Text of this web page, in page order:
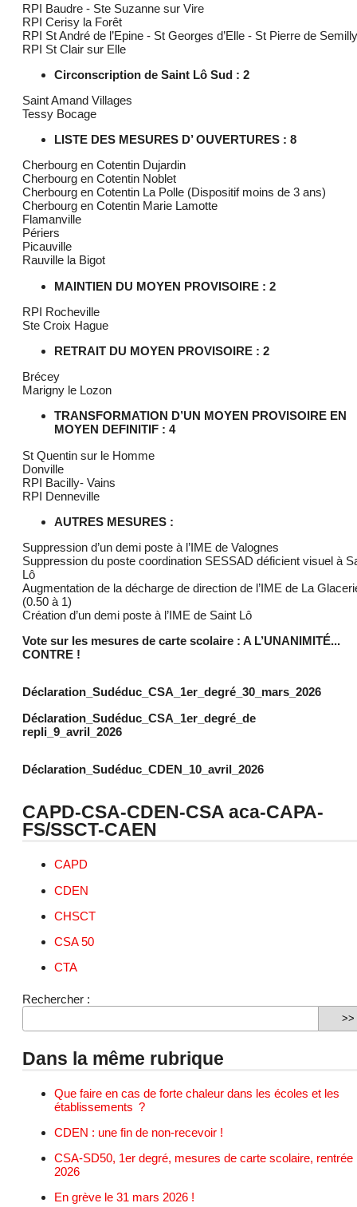
RPI Baudre - Ste Suzanne sur Vire
RPI Cerisy la Forêt
RPI St André de l’Epine - St Georges d’Elle - St Pierre de Semilly
RPI St Clair sur Elle
Circonscription de Saint Lô Sud : 2
Saint Amand Villages
Tessy Bocage
LISTE DES MESURES D’ OUVERTURES : 8
Cherbourg en Cotentin Dujardin
Cherbourg en Cotentin Noblet
Cherbourg en Cotentin La Polle (Dispositif moins de 3 ans)
Cherbourg en Cotentin Marie Lamotte
Flamanville
Périers
Picauville
Rauville la Bigot
MAINTIEN DU MOYEN PROVISOIRE : 2
RPI Rocheville
Ste Croix Hague
RETRAIT DU MOYEN PROVISOIRE : 2
Brécey
Marigny le Lozon
TRANSFORMATION D’UN MOYEN PROVISOIRE EN
MOYEN DEFINITIF : 4
St Quentin sur le Homme
Donville
RPI Bacilly- Vains
RPI Denneville
AUTRES MESURES :
Suppression d’un demi poste à l’IME de Valognes
Suppression du poste coordination SESSAD déficient visuel à
Lô
Augmentation de la décharge de direction de l’IME de La
(0.50 à 1)
Création d’un demi poste à l’IME de Saint Lô
Vote sur les mesures de carte scolaire : A L’UNANIMITÉ...
CONTRE !
Déclaration_Sudéduc_CSA_1er_degré_30_mars_2026
Déclaration_Sudéduc_CSA_1er_degré_de
repli_9_avril_2026
Déclaration_Sudéduc_CDEN_10_avril_2026
CAPD-CSA-CDEN-CSA aca-CAPA-
FS/SSCT-CAEN
CAPD
CDEN
CHSCT
CSA 50
CTA
Rechercher :
Dans la même rubrique
Que faire en cas de forte chaleur dans les écoles et les
établissements ?
CDEN : une fin de non-recevoir !
CSA-SD50, 1er degré, mesures de carte scolaire, rentrée
2026
En grève le 31 mars 2026 !